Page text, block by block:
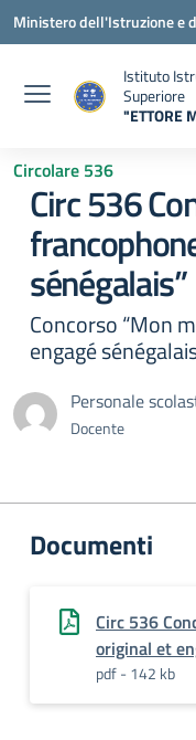
Vai ai contenuti
Vai al menu di navigazione
Vai al footer
Ministero dell'Istruzione e
Istituto
Superiore
"ETTORE
Circolare 536
Circ 536
sénégalais”
Concorso “Mon
engagé
Personale
Docente
Documenti
Circ 536
original et
pdf - 142 kb